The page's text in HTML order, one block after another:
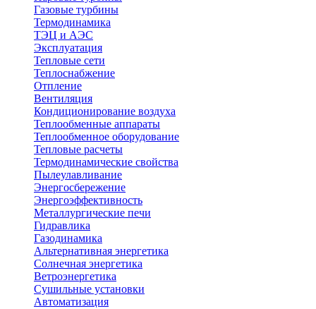
Газовые турбины
Термодинамика
ТЭЦ и АЭС
Эксплуатация
Тепловые сети
Теплоснабжение
Отпление
Вентиляция
Кондиционирование воздуха
Теплообменные аппараты
Теплообменное оборудование
Тепловые расчеты
Термодинамические свойства
Пылеулавливание
Энергосбережение
Энергоэффективность
Металлургические печи
Гидравлика
Газодинамика
Альтернативная энергетика
Солнечная энергетика
Ветроэнергетика
Сушильные установки
Автоматизация